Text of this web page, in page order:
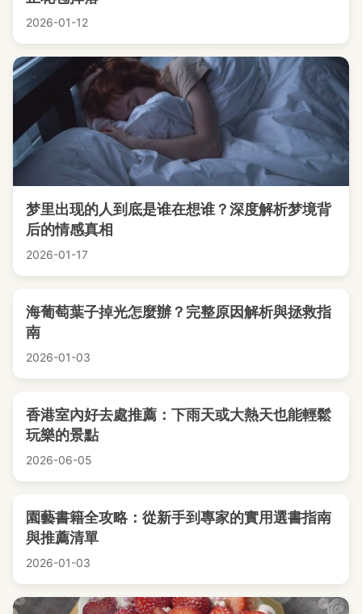
2026-01-12
梦里出现的人到底是谁在想谁？深度解析梦境背
后的情感真相
2026-01-17
海葡萄葉子掉光怎麼辦？完整原因解析與拯救指
南
2026-01-03
香港室內好去處推薦：下雨天或大熱天也能輕鬆
玩樂的景點
2026-06-05
園藝書籍全攻略：從新手到專家的實用選書指南
與推薦清單
2026-01-03